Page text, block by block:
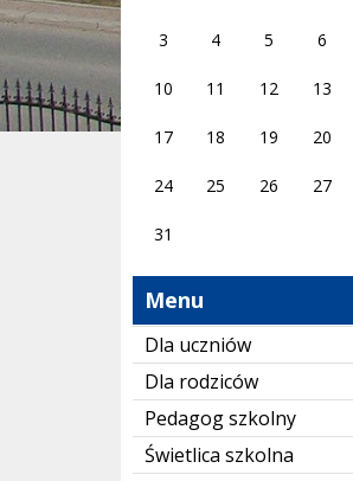
3 4 5 6
10 11 12 13
17 18 19 20
24 25 26 27
31
Menu
Dla uczniów
Dla rodziców
Pedagog szkolny
Świetlica szkolna